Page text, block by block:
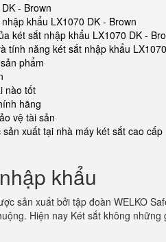
- Brown
khẩu LX1070 DK - Brown
két sắt nhập khẩu LX1070 DK -
tính năng két sắt nhập khẩu
phẩm
nào tốt
hãng
vệ tài sản
xuất tại nhà máy két sắt cao cấp
khẩu
sản xuất bởi tập đoàn WELKO
Hiện nay Két sắt không